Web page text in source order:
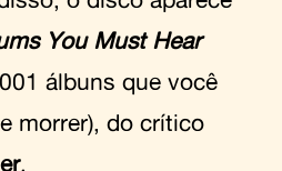
You Must Hear
álbuns que você
morrer), do crítico
.